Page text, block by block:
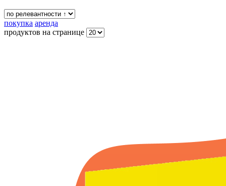
покупка аренда
продуктов на странице